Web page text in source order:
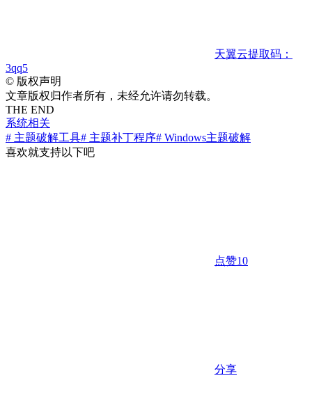
天翼云提取码：
3qq5
© 版权声明
文章版权归作者所有，未经允许请勿转载。
THE END
系统相关
# 主题破解工具# 主题补丁程序# Windows主题破解
喜欢就支持以下吧
点赞10
分享